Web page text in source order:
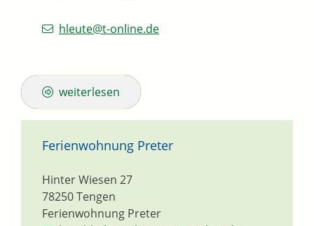
hleute@t-online.de
weiterlesen
Ferienwohnung Preter
Ferienwohnung Preter
Hinter Wiesen 27
78250Tengen